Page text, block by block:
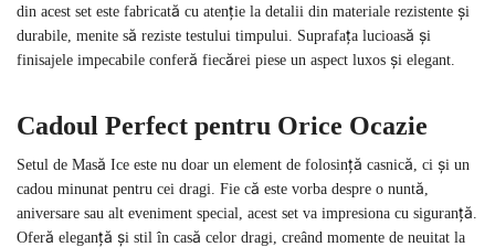
din acest set este fabricată cu atenție la detalii din materiale rezistente și
durabile, menite să reziste testului timpului. Suprafața lucioasă și
finisajele impecabile conferă fiecărei piese un aspect luxos și elegant.
Cadoul Perfect pentru Orice Ocazie
Setul de Masă Ice este nu doar un element de folosință casnică, ci și un
cadou minunat pentru cei dragi. Fie că este vorba despre o nuntă,
aniversare sau alt eveniment special, acest set va impresiona cu siguranță.
Oferă eleganță și stil în casă celor dragi, creând momente de neuitat la